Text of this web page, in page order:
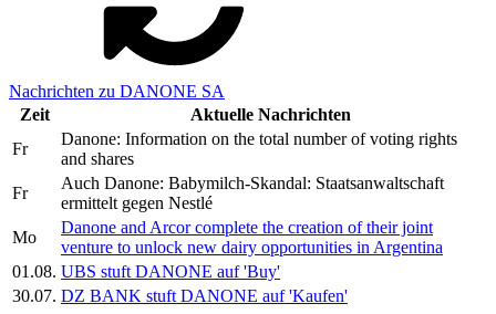
Nachrichten zu DANONE SA
Zeit
Aktuelle Nachrichten
Fr
Danone: Information on the total number of voting rights
and shares
Fr
Auch Danone: Babymilch-Skandal: Staatsanwaltschaft
ermittelt gegen Nestlé
Mo
Danone and Arcor complete the creation of their joint
venture to unlock new dairy opportunities in Argentina
01.08. UBS stuft DANONE auf 'Buy'
30.07. DZ BANK stuft DANONE auf 'Kaufen'